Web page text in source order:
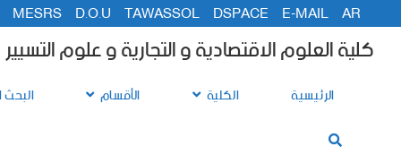
AR
E-MAIL
DSPACE
TAWASSOL
D.O.U
MESRS
كلية العلوم الاقتصادية و التجارية و علوم التسيير
الرئيسية الكلية الأقسام